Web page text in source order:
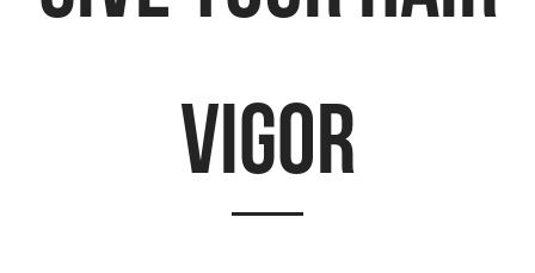
vigor